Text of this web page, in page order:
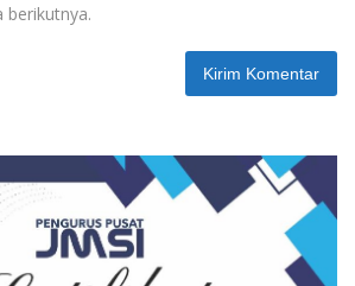
berikutnya.